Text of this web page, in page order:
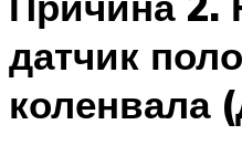
датчик
коленвала